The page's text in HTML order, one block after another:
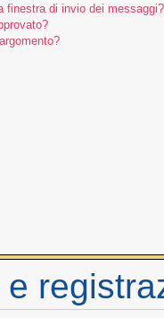
finestra di invio dei messaggi?